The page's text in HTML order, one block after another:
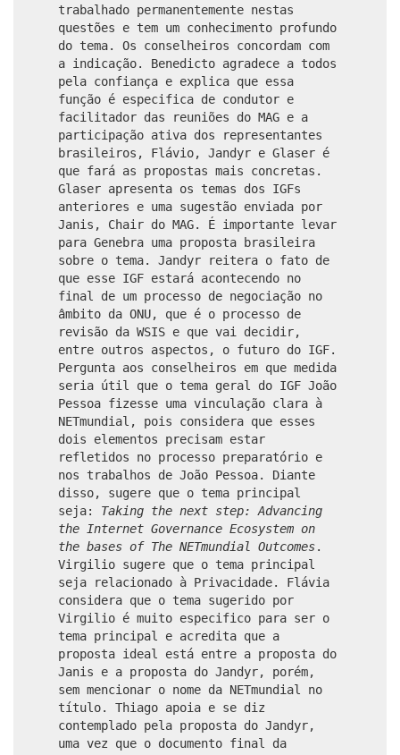
trabalhado permanentemente nestas
questões e tem um conhecimento profundo
do tema. Os conselheiros concordam com
a indicação. Benedicto agradece a todos
pela confiança e explica que essa
função é especifica de condutor e
facilitador das reuniões do MAG e a
participação ativa dos representantes
brasileiros, Flávio, Jandyr e Glaser é
que fará as propostas mais concretas.
Glaser apresenta os temas dos IGFs
anteriores e uma sugestão enviada por
Janis, Chair do MAG. É importante levar
para Genebra uma proposta brasileira
sobre o tema. Jandyr reitera o fato de
que esse IGF estará acontecendo no
final de um processo de negociação no
âmbito da ONU, que é o processo de
revisão da WSIS e que vai decidir,
entre outros aspectos, o futuro do IGF.
Pergunta aos conselheiros em que medida
seria útil que o tema geral do IGF João
Pessoa fizesse uma vinculação clara à
NETmundial, pois considera que esses
dois elementos precisam estar
refletidos no processo preparatório e
nos trabalhos de João Pessoa. Diante
disso, sugere que o tema principal
seja: Taking the next step: Advancing
the Internet Governance Ecosystem on
the bases of The NETmundial Outcomes.
Virgilio sugere que o tema principal
seja relacionado à Privacidade. Flávia
considera que o tema sugerido por
Virgilio é muito especifico para ser o
tema principal e acredita que a
proposta ideal está entre a proposta do
Janis e a proposta do Jandyr, porém,
sem mencionar o nome da NETmundial no
título. Thiago apoia e se diz
contemplado pela proposta do Jandyr,
uma vez que o documento final da